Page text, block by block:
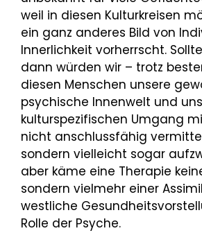
weil in diesen Kulturkreisen
ein ganz anderes Bild von
Innerlichkeit vorherrscht.
dann würden wir – trotz
diesen Menschen unsere
psychische Innenwelt und
kulturspezifischen Umgang
nicht anschlussfähig
sondern vielleicht sogar
aber käme eine Therapie
sondern vielmehr einer
westliche
Rolle der Psyche.